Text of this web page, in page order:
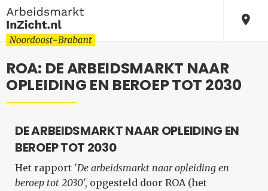
ROA: DE ARBEIDSMARKT NAAR
OPLEIDING EN BEROEP TOT 2030
DE ARBEIDSMARKT NAAR OPLEIDING EN
BEROEP TOT 2030
Het rapport 'De arbeidsmarkt naar opleiding en
beroep tot 2030', opgesteld door ROA (het